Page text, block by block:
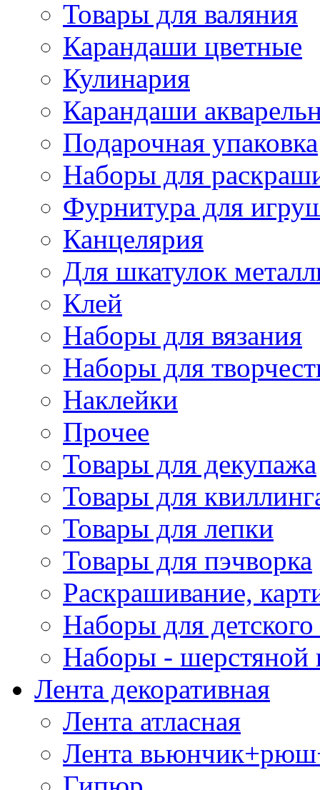
Товары для валяния
Карандаши цветные
Кулинария
Карандаши
Подарочная упаковка
Наборы для
Фурнитура для
Канцелярия
Для шкатулок
Клей
Наборы для вязания
Наборы для
Наклейки
Прочее
Товары для декупажа
Товары для
Товары для лепки
Товары для пэчворка
Раскрашивание,
Наборы для
Наборы - шерстяной
Лента декоративная
Лента атласная
Лента